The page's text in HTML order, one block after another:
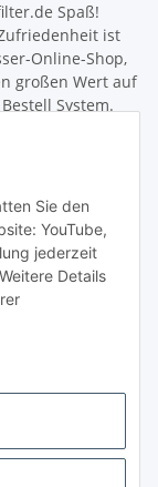
Spaß!
ist
Online-Shop,
großen Wert auf
System.
fachliches
Wir freuen
die
und
warten lassen.
in
sofort
Ihrer
zum
Ihnen die Ware
nach
nutzen (mehr
Sie den
YouTube,
jederzeit
Details